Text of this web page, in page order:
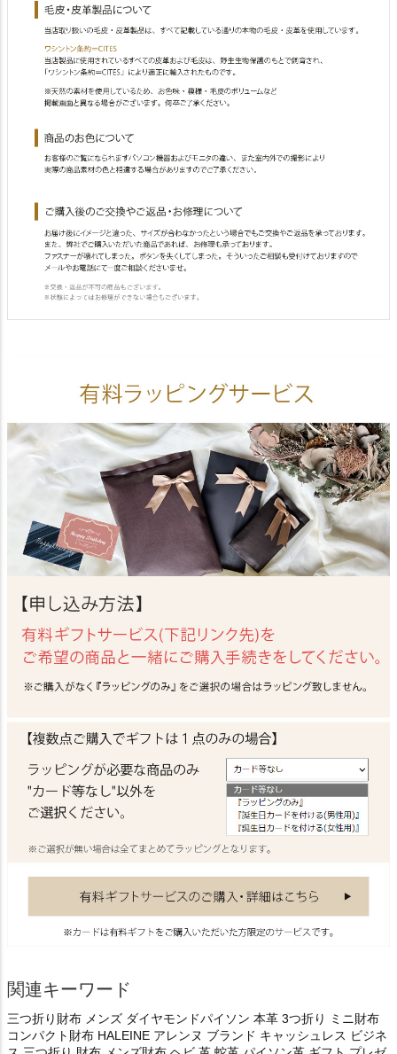
関連キーワード
三つ折り財布 メンズ ダイヤモンドパイソン 本革 3つ折り ミニ財布
コンパクト財布 HALEINE アレンヌ ブランド キャッシュレス ビジネ